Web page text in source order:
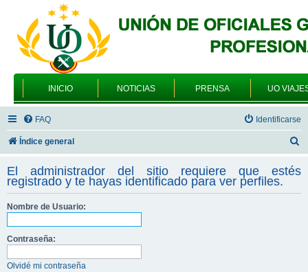
INICIO NOTICIAS PRENSA UO
FAQ Identificarse
Índice general
s
c
El administrador del sitio requiere que estés
registrado y te hayas identificado para ver perfiles.
Nombre de Usuario:
Contraseña:
Olvidé mi contraseña